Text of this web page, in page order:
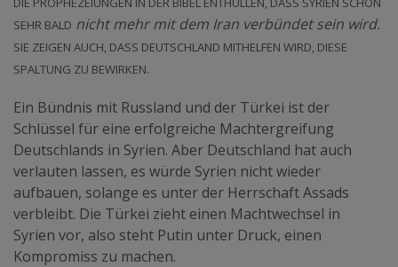
sehr bald nicht mehr mit dem Iran verbündet sein wird.
Sie zeigen auch, dass Deutschland mithelfen wird, diese
Spaltung zu bewirken.
Ein Bündnis mit Russland und der Türkei ist der
Schlüssel für eine erfolgreiche Machtergreifung
Deutschlands in Syrien. Aber Deutschland hat auch
verlauten lassen, es würde Syrien nicht wieder
aufbauen, solange es unter der Herrschaft Assads
verbleibt. Die Türkei zieht einen Machtwechsel in
Syrien vor, also steht Putin unter Druck, einen
Kompromiss zu machen.